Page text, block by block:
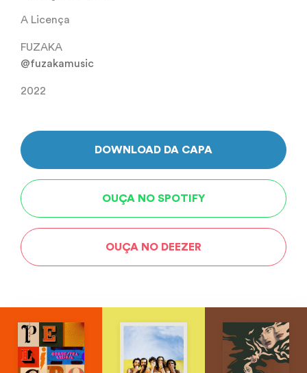
A Licença
FUZAKA
@fuzakamusic
2022
DOWNLOAD DA CAPA
OUÇA NO SPOTIFY
OUÇA NO DEEZER